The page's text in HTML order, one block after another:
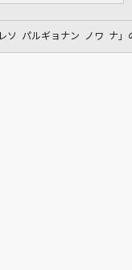
ソ パルギョナン ノワ ナ」